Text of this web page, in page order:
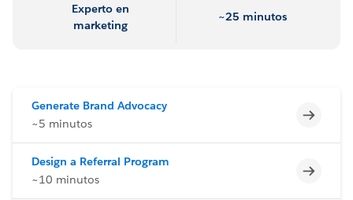
Experto en
marketing
~25 minutos
Generate Brand Advocacy
~5 minutos
Design a Referral Program
~10 minutos